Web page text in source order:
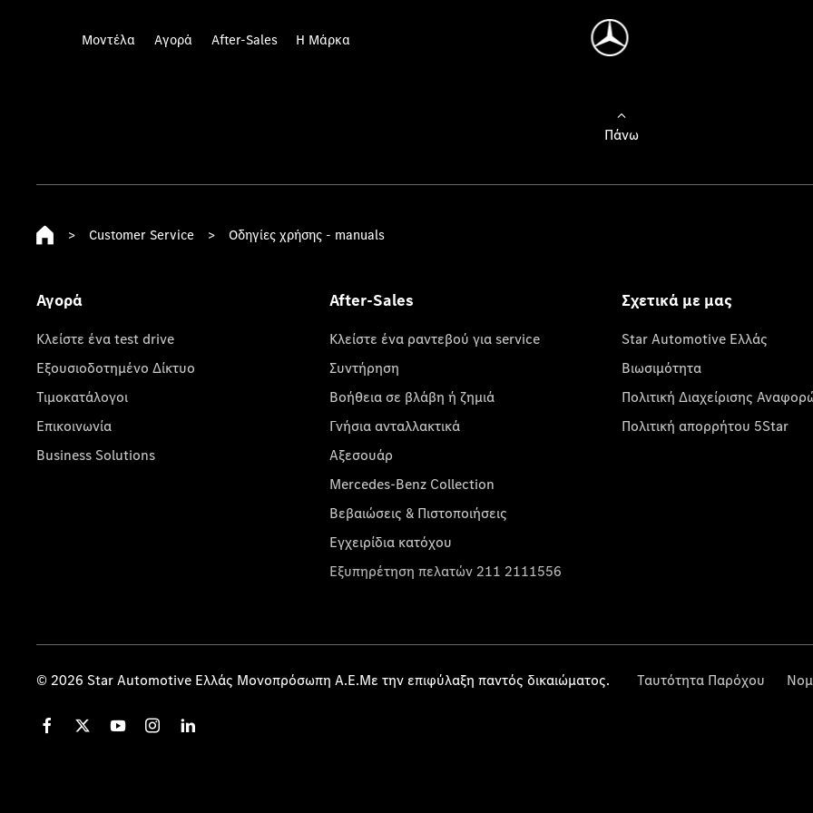
Μοντέλα Αγορά After-Sales Η Μάρκα
Πάνω
> Customer Service > Οδηγίες χρήσης - manuals
Αγορά
Κλείστε ένα test drive
Εξουσιοδοτημένο Δίκτυο
Τιμοκατάλογοι
Επικοινωνία
Business Solutions
After-Sales
Κλείστε ένα ραντεβού για service
Συντήρηση
Βοήθεια σε βλάβη ή ζημιά
Γνήσια ανταλλακτικά
Αξεσουάρ
Mercedes-Benz Collection
Βεβαιώσεις & Πιστοποιήσεις
Εγχειρίδια κατόχου
Εξυπηρέτηση πελατών 211 2111556
Σχετικά με μας
Star Automotive Ελλάς
Βιωσιμότητα
Πολιτική Διαχείρισης
Πολιτική απορρήτου 5Star
© 2026 Star Automotive Ελλάς Μονοπρόσωπη Α.Ε.Με την επιφύλαξη παντός δικαιώματος. Ταυτότητα Παρόχου